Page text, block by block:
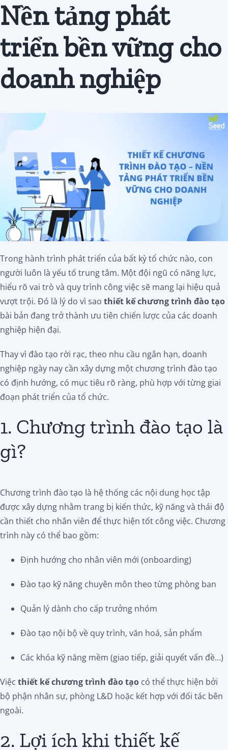
Đăng
ký
Nền tảng phát
triển bền vững cho
doanh nghiệp
Trong hành trình phát triển của bất kỳ tổ chức nào, con
người luôn là yếu tố trung tâm. Một đội ngũ có năng lực,
hiểu rõ vai trò và quy trình công việc sẽ mang lại hiệu quả
vượt trội. Đó là lý do vì sao thiết kế chương trình đào tạo
bài bản đang trở thành ưu tiên chiến lược của các doanh
nghiệp hiện đại.
Thay vì đào tạo rời rạc, theo nhu cầu ngắn hạn, doanh
nghiệp ngày nay cần xây dựng một chương trình đào tạo
có định hướng, có mục tiêu rõ ràng, phù hợp với từng giai
đoạn phát triển của tổ chức.
1. Chương trình đào tạo là
gì?
Chương trình đào tạo là hệ thống các nội dung học tập
được xây dựng nhằm trang bị kiến thức, kỹ năng và thái độ
cần thiết cho nhân viên để thực hiện tốt công việc. Chương
trình này có thể bao gồm:
Định hướng cho nhân viên mới (onboarding)
Đào tạo kỹ năng chuyên môn theo từng phòng ban
Quản lý dành cho cấp trưởng nhóm
Đào tạo nội bộ về quy trình, văn hoá, sản phẩm
Các khóa kỹ năng mềm (giao tiếp, giải quyết vấn đề…)
Việc thiết kế chương trình đào tạocó thể thực hiện bởi
bộ phận nhân sự, phòng L&D hoặc kết hợp với đối tác bên
ngoài.
2. Lợi ích khi thiết kế